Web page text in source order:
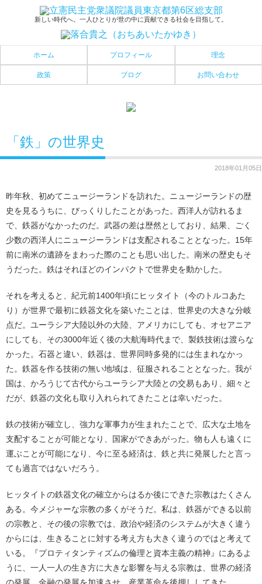
新しい時代へ。一人ひとりが世の中に貢献できる社会を目指して。
ホーム プロフィール 理念
政策 ブログ お問い合わせ
「鉄」の世界史
2018年01月05日
昨年秋、初めてニュージーランドを訪れた。ニュージーランドの歴
史を見るうちに、びっくりしたことがあった。西洋人が訪れるま
で、鉄器がなかったのだ。武器の差は歴然としており、結果、ごく
少数の西洋人にニュージーランドは支配されることとなった。15年
前に南米の遺跡をまわった際のことも思い出した。南米の歴史もそ
うだった。鉄はそれほどのインパクトで世界史を動かした。
それを考えると、紀元前1400年頃にヒッタイト（今のトルコあた
り）が世界で最初に鉄器文化を築いたことは、世界史の大きな分岐
点だ。ユーラシア大陸以外の大陸、アメリカにしても、オセアニア
にしても、その3000年近く後の大航海時代まで、製鉄技術は渡らな
かった。石器と違い、鉄器は、世界同時多発的には生まれなかっ
た。鉄器を作る技術の無い地域は、征服されることとなった。我が
国は、かろうじて古代からユーラシア大陸との交易もあり、細々と
だが、鉄器の文化も取り入れられてきたことは幸いだった。
鉄の技術が確立し、強力な軍事力が生まれたことで、広大な土地を
支配することが可能となり、国家ができあがった。物も人も遠くに
運ぶことが可能になり、今に至る経済は、鉄と共に発展したと言っ
ても過言ではないだろう。
ヒッタイトの鉄器文化の確立からはるか後にできた宗教はたくさん
ある。今メジャーな宗教の多くがそうだ。私は、鉄器ができる以前
の宗教と、その後の宗教では、政治や経済のシステムが大きく違う
からには、生きることに対する考え方も大きく違うのではと考えて
いる。『プロティタンティズムの倫理と資本主義の精神』にあるよ
うに、一人一人の生き方に大きな影響を与える宗教は、世界の経済